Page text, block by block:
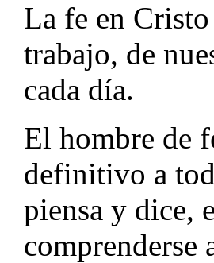
La fe en
trabajo, de
cada día.
El hombre de
definitivo a
piensa y dice,
comprenderse